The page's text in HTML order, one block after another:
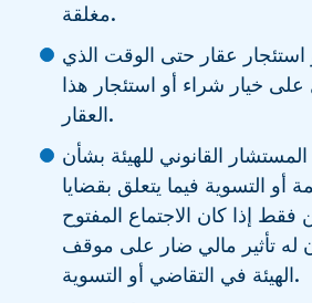
مغلقة.
عقار حتى الوقت الذي
خيار شراء أو استئجار هذا
العقار.
القانوني للهيئة بشأن
أو التسوية فيما يتعلق بقضايا
إذا كان الاجتماع المفتوح
له تأثير مالي ضار على موقف
الهيئة في التقاضي أو التسوية.